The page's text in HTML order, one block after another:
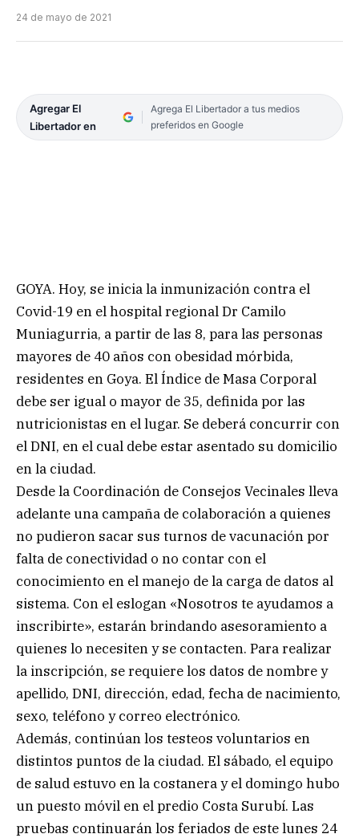
24 de mayo de 2021
Agregar El
Libertador en
Agrega El Libertador a tus medios
preferidos en Google
GOYA. Hoy, se inicia la inmunización contra el
Covid-19 en el hospital regional Dr Camilo
Muniagurria, a partir de las 8, para las personas
mayores de 40 años con obesidad mórbida,
residentes en Goya. El Índice de Masa Corporal
debe ser igual o mayor de 35, definida por las
nutricionistas en el lugar. Se deberá concurrir con
el DNI, en el cual debe estar asentado su domicilio
en la ciudad.
Desde la Coordinación de Consejos Vecinales lleva
adelante una campaña de colaboración a quienes
no pudieron sacar sus turnos de vacunación por
falta de conectividad o no contar con el
conocimiento en el manejo de la carga de datos al
sistema. Con el eslogan «Nosotros te ayudamos a
inscribirte», estarán brindando asesoramiento a
quienes lo necesiten y se contacten. Para realizar
la inscripción, se requiere los datos de nombre y
apellido, DNI, dirección, edad, fecha de nacimiento,
sexo, teléfono y correo electrónico.
Además, continúan los testeos voluntarios en
distintos puntos de la ciudad. El sábado, el equipo
de salud estuvo en la costanera y el domingo hubo
un puesto móvil en el predio Costa Surubí. Las
pruebas continuarán los feriados de este lunes 24